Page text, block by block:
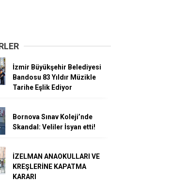
İzmir Büyükşehir Belediyesi
Bandosu 83 Yıldır Müzikle
Tarihe Eşlik Ediyor
Bornova Sınav Koleji’nde
Skandal: Veliler İsyan etti!
İZELMAN ANAOKULLARI VE
KREŞLERİNE KAPATMA
KARARI